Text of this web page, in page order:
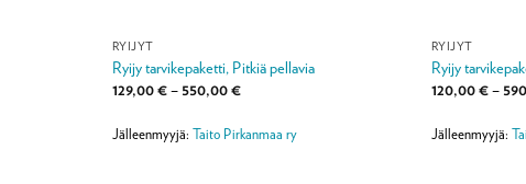
RYIJYT
Ryijy tarvikepaketti, Pitkiä pellavia
129,00€– 550,00€Hintaluokka:
550,00 €
Jälleenmyyjä: Taito Pirkanmaa ry
RYIJYT
Ryijy
120,00€–
Jälleenmyyjä: